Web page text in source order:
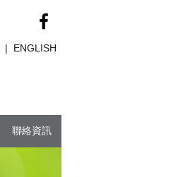
| ENGLISH
聯絡資訊